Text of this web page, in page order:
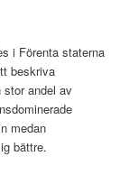
i Förenta staterna
beskriva
stor andel av
medan
bättre.